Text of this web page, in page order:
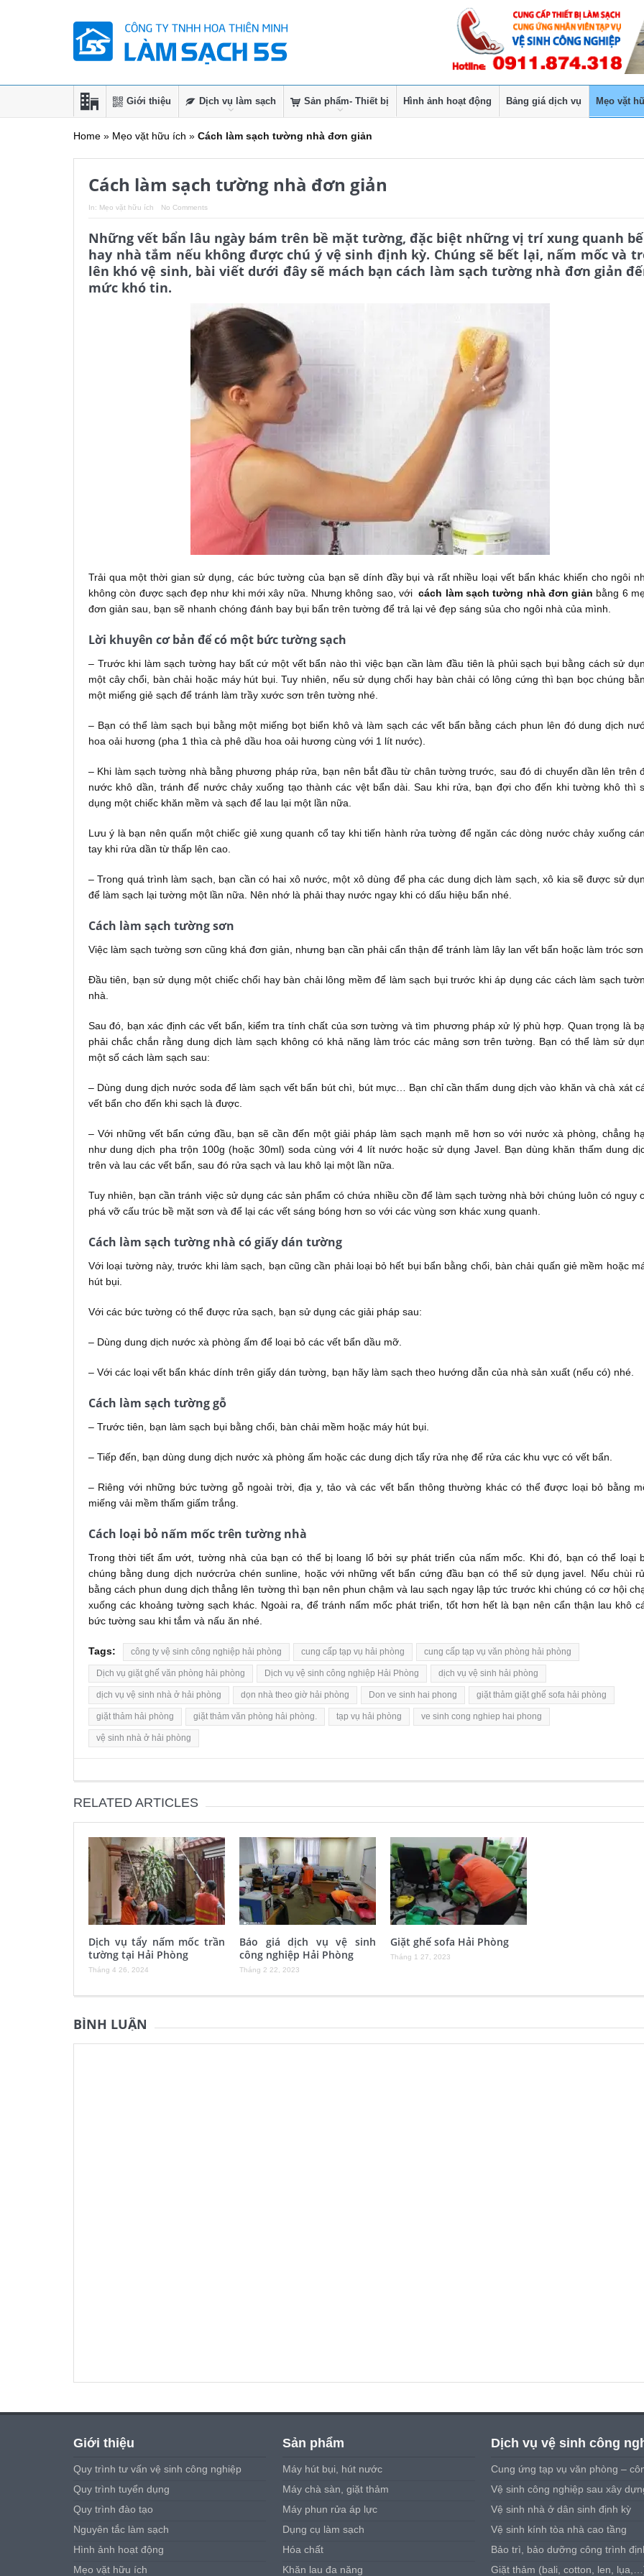
Giới thiệu Dịch vụ làm sạch Sản phẩm- Thiết bị Hình ảnh hoạt động Bảng giá dịch vụ Mẹo vặt
Home » Mẹo vặt hữu ích » Cách làm sạch tường nhà đơn giản
Cách làm sạch tường nhà đơn giản
In: Mẹo vặt hữu ích No Comments
Những vết bẩn lâu ngày bám trên bề mặt tường, đặc biệt những vị trí xung quanh
hay nhà tắm nếu không được chú ý vệ sinh định kỳ. Chúng sẽ bết lại, nấm mốc và
lên khó vệ sinh, bài viết dưới đây sẽ mách bạn cách làm sạch tường nhà đơn giản
mức khó tin.
Trải qua một thời gian sử dụng, các bức tường của bạn sẽ dính đầy bụi và rất nhiều loại vết bẩn khác khiến cho ngôi
không còn được sạch đẹp như khi mới xây nữa. Nhưng không sao, vớicách làm sạch tường nhà đơn giản bằng 6
đơn giản sau, bạn sẽ nhanh chóng đánh bay bụi bẩn trên tường để trả lại vẻ đẹp sáng sủa cho ngôi nhà của mình.
Lời khuyên cơ bản để có một bức tường sạch
– Trước khi làm sạch tường hay bất cứ một vết bẩn nào thì việc bạn cần làm đầu tiên là phủi sạch bụi bằng cách sử
một cây chổi, bàn chải hoặc máy hút bụi. Tuy nhiên, nếu sử dụng chổi hay bàn chải có lông cứng thì bạn bọc chúng
một miếng giẻ sạch để tránh làm trầy xước sơn trên tường nhé.
– Bạn có thể làm sạch bụi bằng một miếng bọt biển khô và làm sạch các vết bẩn bằng cách phun lên đó dung dịch
hoa oải hương (pha 1 thìa cà phê dầu hoa oải hương cùng với 1 lít nước).
– Khi làm sạch tường nhà bằng phương pháp rửa, bạn nên bắt đầu từ chân tường trước, sau đó di chuyển dần lên trên
nước khô dần, tránh để nước chảy xuống tạo thành các vệt bẩn dài. Sau khi rửa, bạn đợi cho đến khi tường khô thì
dụng một chiếc khăn mềm và sạch để lau lại một lần nữa.
Lưu ý là bạn nên quấn một chiếc giẻ xung quanh cổ tay khi tiến hành rửa tường để ngăn các dòng nước chảy xuống
tay khi rửa dần từ thấp lên cao.
– Trong quá trình làm sạch, bạn cần có hai xô nước, một xô dùng để pha các dung dịch làm sạch, xô kia sẽ được sử
để làm sạch lại tường một lần nữa. Nên nhớ là phải thay nước ngay khi có dấu hiệu bẩn nhé.
Cách làm sạch tường sơn
Việc làm sạch tường sơn cũng khá đơn giản, nhưng bạn cần phải cẩn thận để tránh làm lây lan vết bẩn hoặc làm tróc sơn.
Đầu tiên, bạn sử dụng một chiếc chổi hay bàn chải lông mềm để làm sạch bụi trước khi áp dụng các cách làm sạch
nhà.
Sau đó, bạn xác định các vết bẩn, kiểm tra tính chất của sơn tường và tìm phương pháp xử lý phù hợp. Quan trọng là
phải chắc chắn rằng dung dịch làm sạch không có khả năng làm tróc các mảng sơn trên tường. Bạn có thể làm sử
một số cách làm sạch sau:
– Dùng dung dịch nước soda để làm sạch vết bẩn bút chì, bút mực… Bạn chỉ cần thấm dung dịch vào khăn và chà xát
vết bẩn cho đến khi sạch là được.
– Với những vết bẩn cứng đầu, bạn sẽ cần đến một giải pháp làm sạch mạnh mẽ hơn so với nước xà phòng, chẳng
như dung dịch pha trộn 100g (hoặc 30ml) soda cùng với 4 lít nước hoặc sử dụng Javel. Bạn dùng khăn thấm dung
trên và lau các vết bẩn, sau đó rửa sạch và lau khô lại một lần nữa.
Tuy nhiên, bạn cần tránh việc sử dụng các sản phẩm có chứa nhiều cồn để làm sạch tường nhà bởi chúng luôn có nguy
phá vỡ cấu trúc bề mặt sơn và để lại các vết sáng bóng hơn so với các vùng sơn khác xung quanh.
Cách làm sạch tường nhà có giấy dán tường
Với loại tường này, trước khi làm sạch, bạn cũng cần phải loại bỏ hết bụi bẩn bằng chổi, bàn chải quấn giẻ mềm hoặc
hút bụi.
Với các bức tường có thể được rửa sạch, bạn sử dụng các giải pháp sau:
– Dùng dung dịch nước xà phòng ấm để loại bỏ các vết bẩn dầu mỡ.
– Với các loại vết bẩn khác dính trên giấy dán tường, bạn hãy làm sạch theo hướng dẫn của nhà sản xuất (nếu có) nhé.
Cách làm sạch tường gỗ
– Trước tiên, bạn làm sạch bụi bằng chổi, bàn chải mềm hoặc máy hút bụi.
– Tiếp đến, bạn dùng dung dịch nước xà phòng ấm hoặc các dung dịch tẩy rửa nhẹ để rửa các khu vực có vết bẩn.
– Riêng với những bức tường gỗ ngoài trời, địa y, tảo và các vết bẩn thông thường khác có thể được loại bỏ bằng
miếng vải mềm thấm giấm trắng.
Cách loại bỏ nấm mốc trên tường nhà
Trong thời tiết ẩm ướt, tường nhà của bạn có thể bị loang lổ bởi sự phát triển của nấm mốc. Khi đó, bạn có thể loại
chúng bằng dung dịch nướcrửa chén sunline, hoặc với những vết bẩn cứng đầu bạn có thể sử dụng javel. Nếu chùi
bằng cách phun dung dịch thẳng lên tường thì bạn nên phun chậm và lau sạch ngay lập tức trước khi chúng có cơ hội
xuống các khoảng tường sạch khác. Ngoài ra, để tránh nấm mốc phát triển, tốt hơn hết là bạn nên cẩn thận lau khô
bức tường sau khi tắm và nấu ăn nhé.
Tags: công ty vệ sinh công nghiệp hải phòng cung cấp tạp vụ hải phòng cung cấp tạp vụ văn phòng hải phòng
Dịch vụ giặt ghế văn phòng hải phòng Dịch vụ vệ sinh công nghiệp Hải Phòng dịch vụ vệ sinh hải phòng
dịch vụ vệ sinh nhà ở hải phòng dọn nhà theo giờ hải phòng Don ve sinh hai phong giặt thảm giặt ghế sofa hải phòng
giặt thảm hải phòng giặt thảm văn phòng hải phòng. tạp vụ hải phòng ve sinh cong nghiep hai phong
vệ sinh nhà ở hải phòng
RELATED ARTICLES
Dịch vụ tẩy nấm mốc trần
tường tại Hải Phòng
Tháng 4 26, 2024
Báo giá dịch vụ vệ sinh
công nghiệp Hải Phòng
Tháng 2 22, 2023
Giặt ghế sofa Hải Phòng
Tháng 1 27, 2023
BÌNH LUẬN
Giới thiệu
Quy trình tư vấn vệ sinh công nghiệp
Quy trình tuyển dụng
Quy trình đào tạo
Nguyên tắc làm sạch
Hình ảnh hoạt động
Mẹo vặt hữu ích
Sản phẩm
Máy hút bụi, hút nước
Máy chà sàn, giặt thảm
Máy phun rửa áp lực
Dụng cụ làm sạch
Hóa chất
Khăn lau đa năng
Dịch vụ vệ sinh công
Cung ứng tạp vụ văn phòng –
Vệ sinh công nghiệp sau xây
Vệ sinh nhà ở dân sinh định kỳ
Vệ sinh kính tòa nhà cao tầng
Bảo trì, bảo dưỡng công trình
Giặt thảm (bali, cotton, len,